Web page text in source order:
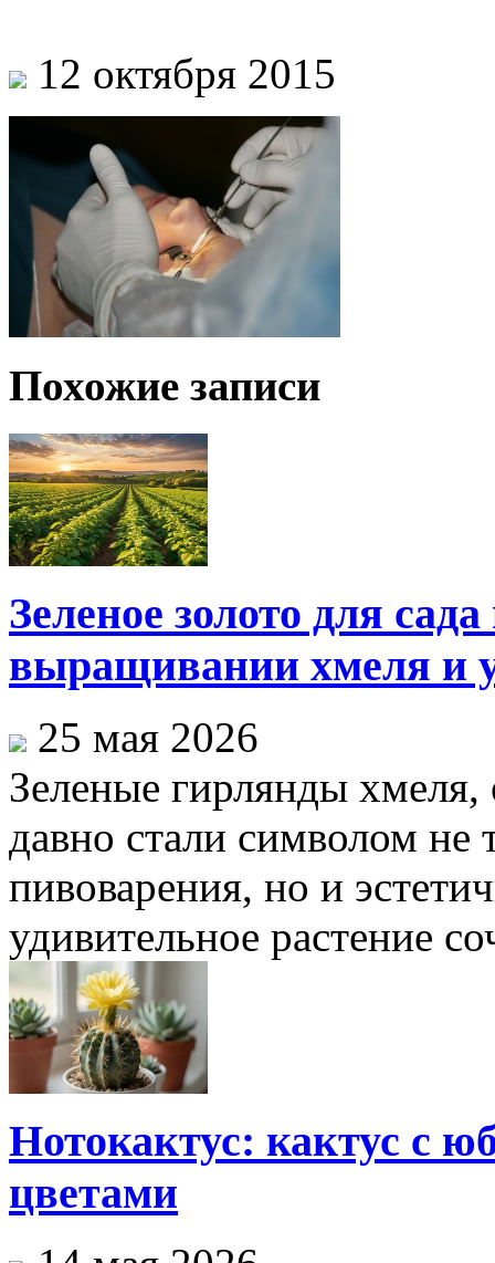
12 октября 2015
Похожие записи
Зеленое золото для
выращивании хмеля и
25 мая 2026
Зеленые гирлянды
давно стали символом не
пивоварения, но и
удивительное растение
Нотокактус: кактус с
цветами